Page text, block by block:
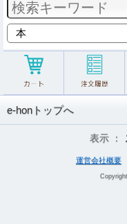
e-honトップへ
表示 ：
運営会社概要